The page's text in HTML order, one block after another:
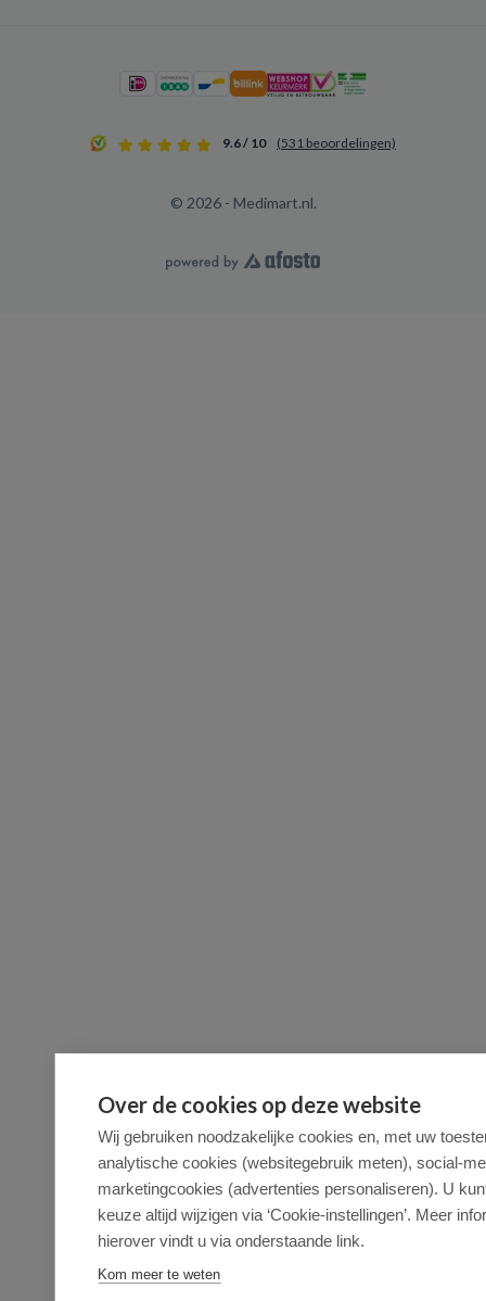
9.6 / 10 (531 beoordelingen)
© 2026 - Medimart.nl.
Over de cookies op deze website
Wij gebruiken noodzakelijke cookies en, met uw
analytische cookies (websitegebruik meten), social-
marketingcookies (advertenties personaliseren). U
keuze altijd wijzigen via ‘Cookie-instellingen’. Meer
hierover vindt u via onderstaande link.
Kom meer te weten